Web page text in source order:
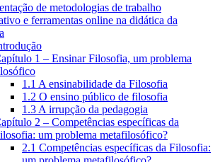
de metodologias de trabalho
e ferramentas online na didática da
1 – Ensinar Filosofia, um problema
1.1 A ensinabilidade da Filosofia
1.2 O ensino público de filosofia
1.3 A irrupção da pedagogia
2 – Competências específicas da
um problema metafilosófico?
2.1 Competências específicas da Filosofia: